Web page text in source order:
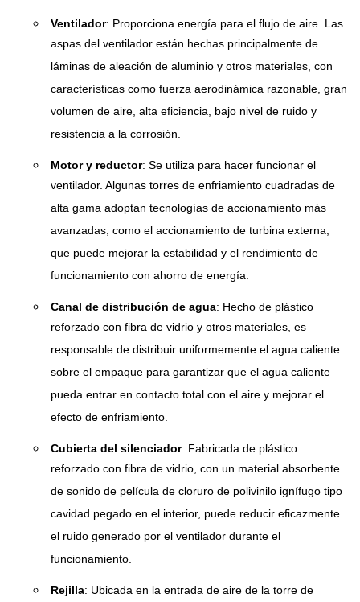
Ventilador: Proporciona energía para el flujo de aire. Las
aspas del ventilador están hechas principalmente de
láminas de aleación de aluminio y otros materiales, con
características como fuerza aerodinámica razonable, gran
volumen de aire, alta eficiencia, bajo nivel de ruido y
resistencia a la corrosión.
Motor y reductor: Se utiliza para hacer funcionar el
ventilador. Algunas torres de enfriamiento cuadradas de
alta gama adoptan tecnologías de accionamiento más
avanzadas, como el accionamiento de turbina externa,
que puede mejorar la estabilidad y el rendimiento de
funcionamiento con ahorro de energía.
Canal de distribución de agua: Hecho de plástico
reforzado con fibra de vidrio y otros materiales, es
responsable de distribuir uniformemente el agua caliente
sobre el empaque para garantizar que el agua caliente
pueda entrar en contacto total con el aire y mejorar el
efecto de enfriamiento.
Cubierta del silenciador: Fabricada de plástico
reforzado con fibra de vidrio, con un material absorbente
de sonido de película de cloruro de polivinilo ignífugo tipo
cavidad pegado en el interior, puede reducir eficazmente
el ruido generado por el ventilador durante el
funcionamiento.
Rejilla: Ubicada en la entrada de aire de la torre de